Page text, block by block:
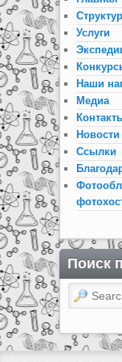
Услуги
Наши
Медиа
Новости
Ссылки
Поиск
Search